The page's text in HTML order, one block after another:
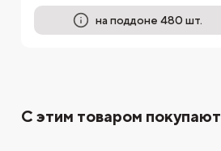
на поддоне 480 шт.
С этим товаром покупают